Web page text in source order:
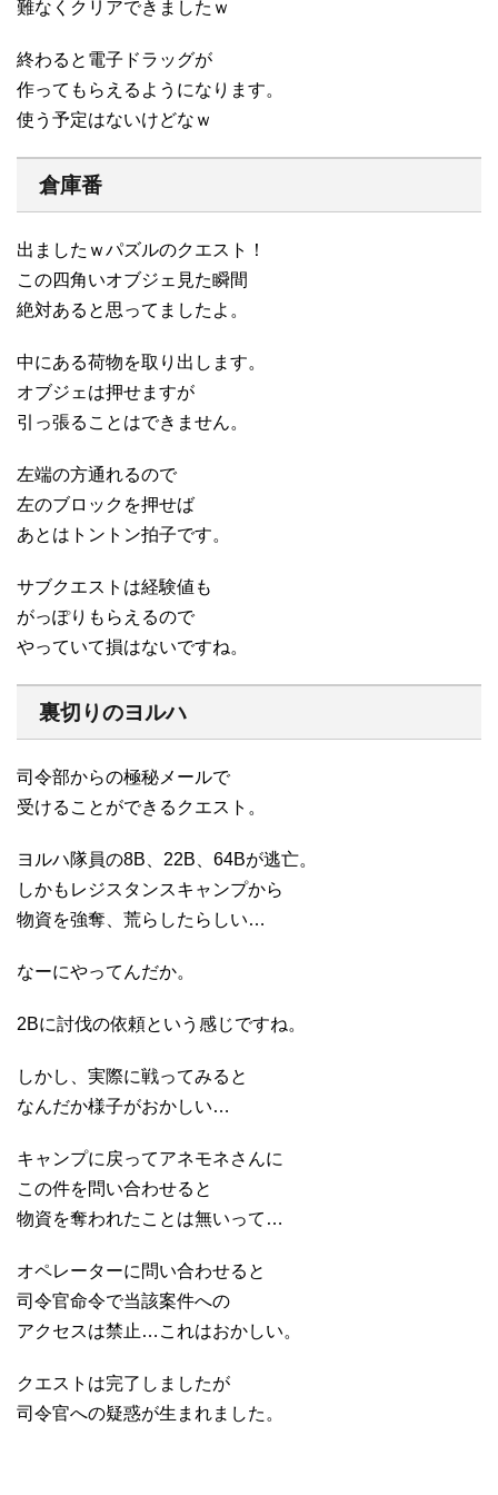
難なくクリアできましたｗ
終わると電子ドラッグが
作ってもらえるようになります。
使う予定はないけどなｗ
倉庫番
出ましたｗパズルのクエスト！
この四角いオブジェ見た瞬間
絶対あると思ってましたよ。
中にある荷物を取り出します。
オブジェは押せますが
引っ張ることはできません。
左端の方通れるので
左のブロックを押せば
あとはトントン拍子です。
サブクエストは経験値も
がっぽりもらえるので
やっていて損はないですね。
裏切りのヨルハ
司令部からの極秘メールで
受けることができるクエスト。
ヨルハ隊員の8B、22B、64Bが逃亡。
しかもレジスタンスキャンプから
物資を強奪、荒らしたらしい…
なーにやってんだか。
2Bに討伐の依頼という感じですね。
しかし、実際に戦ってみると
なんだか様子がおかしい…
キャンプに戻ってアネモネさんに
この件を問い合わせると
物資を奪われたことは無いって…
オペレーターに問い合わせると
司令官命令で当該案件への
アクセスは禁止…これはおかしい。
クエストは完了しましたが
司令官への疑惑が生まれました。